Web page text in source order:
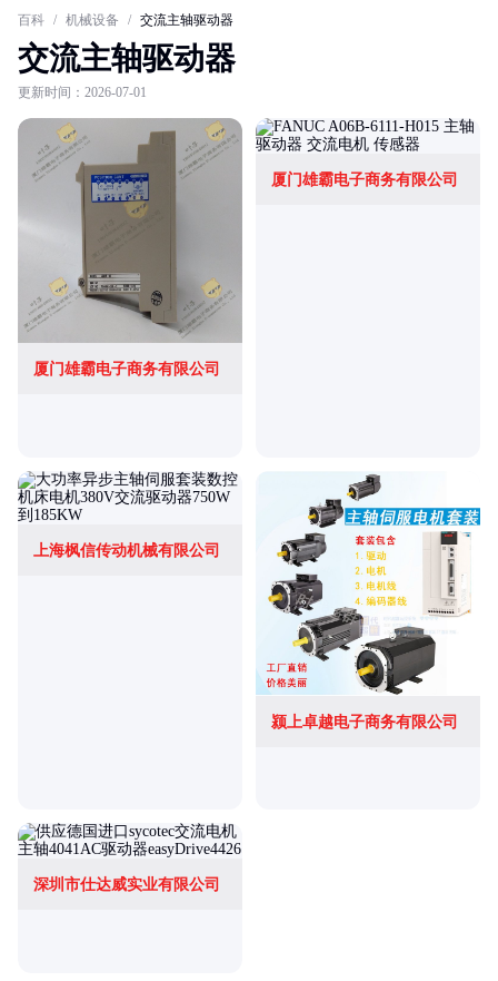
百科 / 机械设备 / 交流主轴驱动器
交流主轴驱动器
更新时间：2026-07-01
厦门雄霸电子商务有限公司
厦门雄霸电子商务有限公司
上海枫信传动机械有限公司
颍上卓越电子商务有限公司
深圳市仕达威实业有限公司